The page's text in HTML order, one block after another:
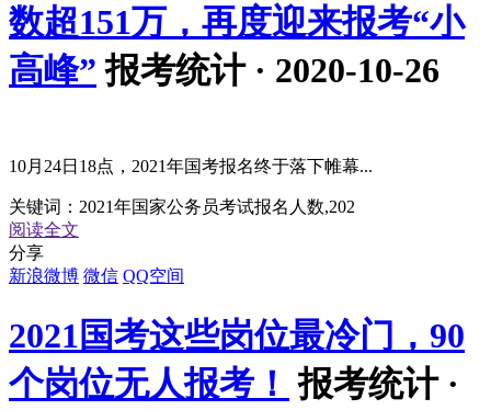
数超151万，再度迎来报考“小
高峰” 报考统计 · 2020-10-26
10月24日18点，2021年国考报名终于落下帷幕...
关键词： 2021年国家公务员考试报名人数,202
阅读全文
分享
新浪微博 微信 QQ空间
2021国考这些岗位最冷门，90
个岗位无人报考！ 报考统计 ·